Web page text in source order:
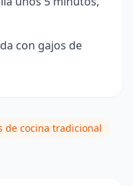
con gajos de
de cocina tradicional